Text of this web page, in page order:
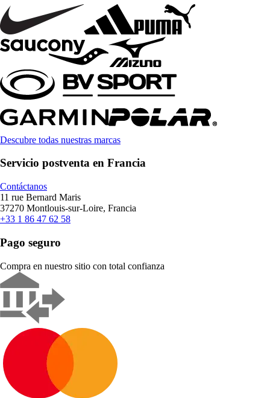
Descubre todas nuestras marcas
Servicio postventa en Francia
Contáctanos
11 rue Bernard Maris
37270 Montlouis-sur-Loire, Francia
+33 1 86 47 62 58
Pago seguro
Compra en nuestro sitio con total confianza